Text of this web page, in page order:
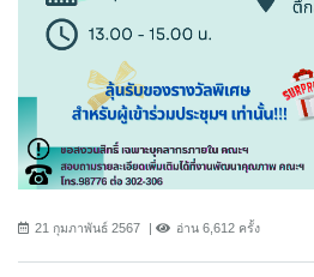
21 กุมภาพันธ์ 2567 อ่าน 6,612 ครั้ง